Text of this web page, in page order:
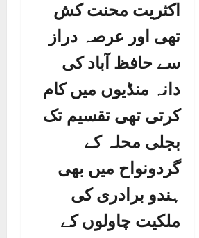
اکثریت محنت کش
تھی اور عرصہ دراز
سے حافظ آباد کی
دانہ منڈیوں میں کام
کرتی تھی تقسیم تک
بجلی محلہ کے
گردونواح میں بھی
ہندو برادری کی
ملکیت چاولوں کے